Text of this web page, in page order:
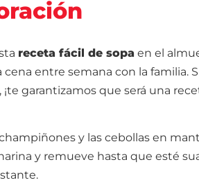
receta fácil de sopa en el
cena entre semana con la familia.
¡te garantizamos que será una
y las cebollas en
y remueve hasta que esté